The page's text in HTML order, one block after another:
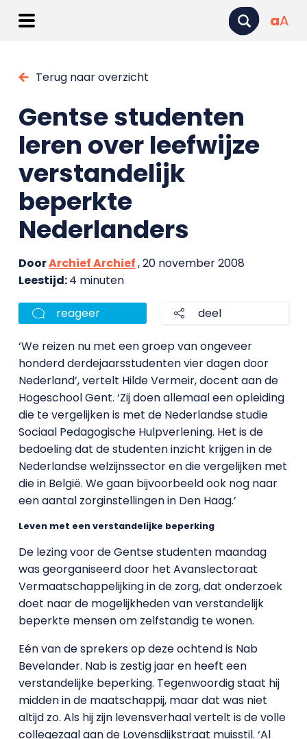
aA
Terug naar overzicht
Gentse studenten
leren over leefwijze
verstandelijk
beperkte
Nederlanders
DoorArchief Archief, 20 november 2008
Leestijd:4 minuten
reageer deel
‘We reizen nu met een groep van ongeveer
honderd derdejaarsstudenten vier dagen door
Nederland’, vertelt Hilde Vermeir, docent aan de
Hogeschool Gent. ‘Zij doen allemaal een opleiding
die te vergelijken is met de Nederlandse studie
Sociaal Pedagogische Hulpverlening. Het is de
bedoeling dat de studenten inzicht krijgen in de
Nederlandse welzijnssector en die vergelijken met
die in België. We gaan bijvoorbeeld ook nog naar
een aantal zorginstellingen in Den Haag.’
Leven met een verstandelijke beperking
De lezing voor de Gentse studenten maandag
was georganiseerd door het Avanslectoraat
Vermaatschappelijking in de zorg, dat onderzoek
doet naar de mogelijkheden van verstandelijk
beperkte mensen om zelfstandig te wonen.
Eén van de sprekers op deze ochtend is Nab
Bevelander. Nab is zestig jaar en heeft een
verstandelijke beperking. Tegenwoordig staat hij
midden in de maatschappij, maar dat was niet
altijd zo. Als hij zijn levensverhaal vertelt is de volle
collegezaal aan de Lovensdijkstraat muisstil. ‘Al